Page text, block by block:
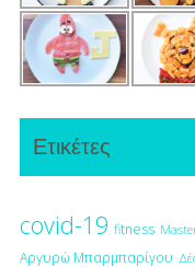
Ετικέτες
covid-19 fitness
Αργυρώ Μπαρμπαρίγου